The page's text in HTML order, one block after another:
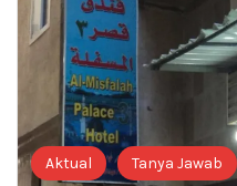
Aktual Tanya Jawab